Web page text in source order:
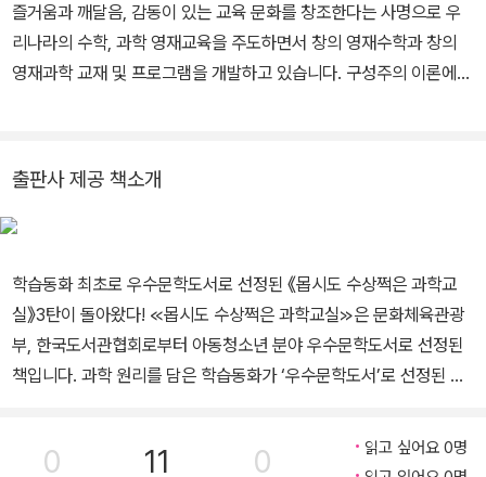
즐거움과 깨달음, 감동이 있는 교육 문화를 창조한다는 사명으로 우
리나라의 수학, 과학 영재교육을 주도하면서 창의 영재수학과 창의
영재과학 교재 및 프로그램을 개발하고 있습니다. 구성주의 이론에
출판사 제공 책소개
학습동화 최초로 우수문학도서로 선정된 《몹시도 수상쩍은 과학교
실》3탄이 돌아왔다! ≪몹시도 수상쩍은 과학교실≫은 문화체육관광
부, 한국도서관협회로부터 아동청소년 분야 우수문학도서로 선정된
책입니다. 과학 원리를 담은 학습동화가 ‘우수문학도서’로 선정된 것
고체가 되기도 하고, 아기나 노인이 되어 보기도 하는 독특한 설정이
아이들의 상상력을 자극하여 과학적 호기심을 채워 줄 뿐만아니라 문
0 11 0
읽고 싶어요 0명